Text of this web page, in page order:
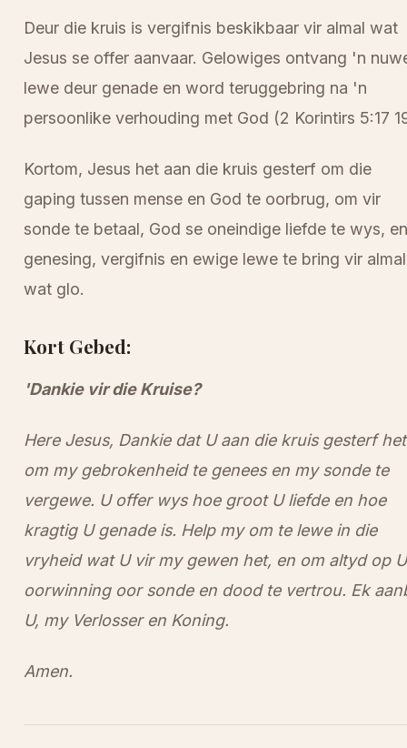
Deur die kruis is vergifnis beskikbaar vir almal wat
Jesus se offer aanvaar. Gelowiges ontvang 'n
lewe deur genade en word teruggebring na 'n
persoonlike verhouding met God (2 Korintirs 5:17
Kortom, Jesus het aan die kruis gesterf om die
gaping tussen mense en God te oorbrug, om vir
sonde te betaal, God se oneindige liefde te wys, en
genesing, vergifnis en ewige lewe te bring vir almal
wat glo.
Kort Gebed:
'Dankie vir die Kruise?
Here Jesus, Dankie dat U aan die kruis gesterf het
om my gebrokenheid te genees en my sonde te
vergewe. U offer wys hoe groot U liefde en hoe
kragtig U genade is. Help my om te lewe in die
vryheid wat U vir my gewen het, en om altyd op U
oorwinning oor sonde en dood te vertrou. Ek
U, my Verlosser en Koning.
Amen.